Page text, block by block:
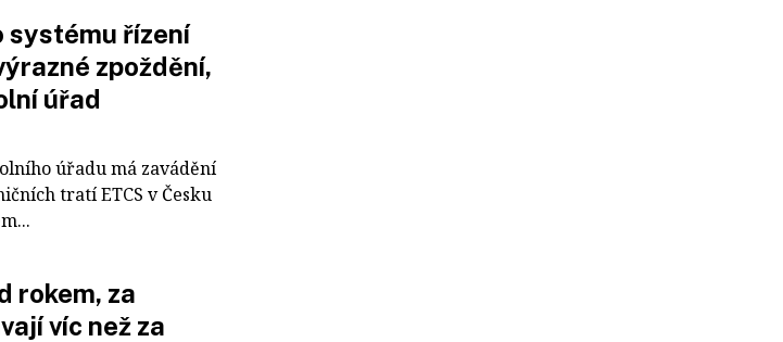
systému řízení
zpoždění,
úřad
úřadu má zavádění
tratí ETCS v Česku
rokem, za
víc než za